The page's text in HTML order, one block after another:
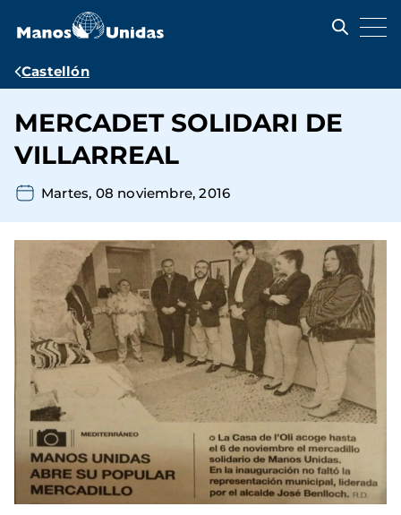
contenido
Ruta
navegación
Castellón
MERCADET SOLIDARI DE
VILLARREAL
Martes, 08 noviembre, 2016